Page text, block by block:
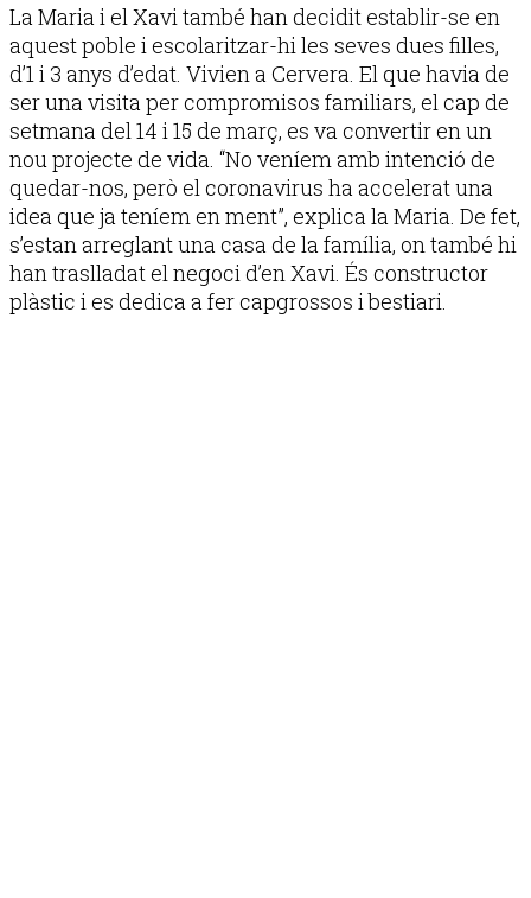
La Maria i el Xavi també han decidit establir-se en
aquest poble i escolaritzar-hi les seves dues filles,
d’1 i 3 anys d’edat. Vivien a Cervera. El que havia de
ser una visita per compromisos familiars, el cap de
setmana del 14 i 15 de març, es va convertir en un
nou projecte de vida. “No veníem amb intenció de
quedar-nos, però el coronavirus ha accelerat una
idea que ja teníem en ment”, explica la Maria. De fet,
s’estan arreglant una casa de la família, on també hi
han traslladat el negoci d’en Xavi. És constructor
plàstic i es dedica a fer capgrossos i bestiari.